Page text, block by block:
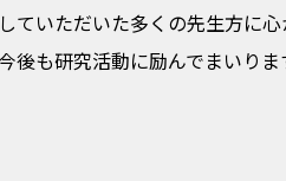
していただいた多くの先生方に
後も研究活動に励んでまいりま